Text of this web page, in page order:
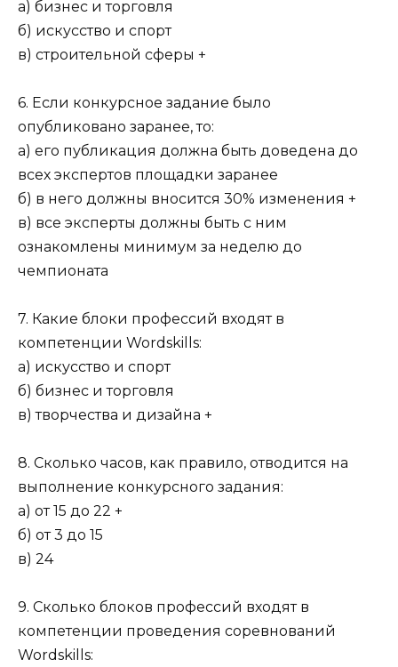
а) бизнес и торговля
б) искусство и спорт
в) строительной сферы +
6. Если конкурсное задание было
опубликовано заранее, то:
а) его публикация должна быть доведена до
всех экспертов площадки заранее
б) в него должны вносится 30% изменения +
в) все эксперты должны быть с ним
ознакомлены минимум за неделю до
чемпионата
7. Какие блоки профессий входят в
компетенции Wordskills:
а) искусство и спорт
б) бизнес и торговля
в) творчества и дизайна +
8. Сколько часов, как правило, отводится на
выполнение конкурсного задания:
а) от 15 до 22 +
б) от 3 до 15
в) 24
9. Сколько блоков профессий входят в
компетенции проведения соревнований
Wordskills: